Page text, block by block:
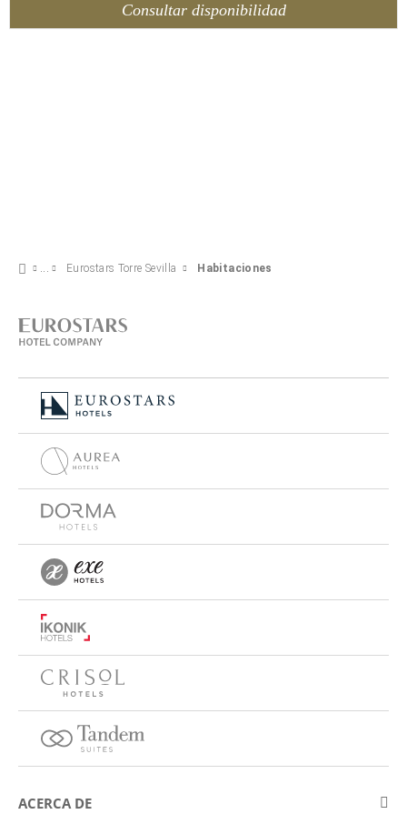
Consultar disponibilidad
Eurostars Torre Sevilla Habitaciones
ACERCA DE